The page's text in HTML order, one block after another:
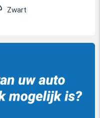
Zwart